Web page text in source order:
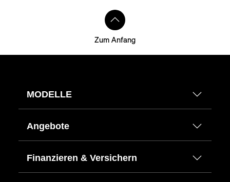
Zum Anfang
MODELLE
Angebote
Finanzieren & Versichern